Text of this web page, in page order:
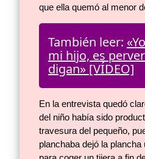
que ella quemó al menor
También leer:
mi hijo, es
digan» [VÍDEO]
En la entrevista quedó
del niño había sido
travesura del pequeño,
planchaba dejó la